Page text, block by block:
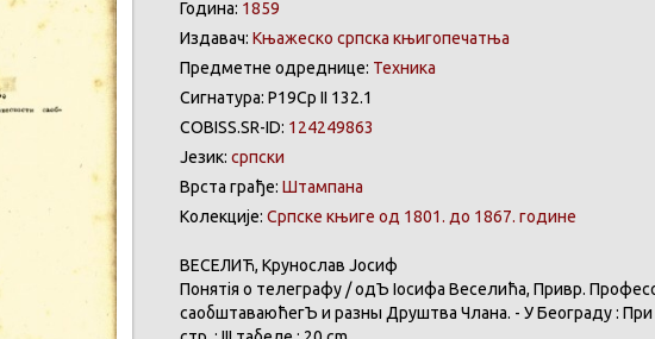
Година: 1859
Издавач: Књажеско српска књигопечатња
Предметне одреднице: Техника
Сигнатура: Р19Ср II 132.1
COBISS.SR-ID: 124249863
Језик: српски
Врста грађе: Штампана
Колекције: Српске књиге од 1801. до 1867. године
ВЕСЕЛИЋ, Крунослав Јосиф
Понятія о телеграфу / одЪ Іосифа Веселића, Привр.
саобштаваюћегЪ и разны Друштва Члана. - УБеограду: При